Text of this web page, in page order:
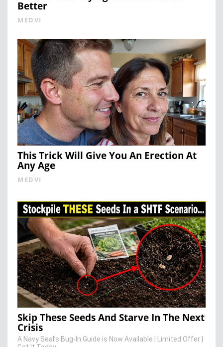
Better
MEDVI
This Trick Will Give You An Erection At
Any Age
MEDVI
Skip These Seeds And Starve In The Next
Crisis
A Navy Seal’s Bug-In Guide is Now Available | Limited Offer |